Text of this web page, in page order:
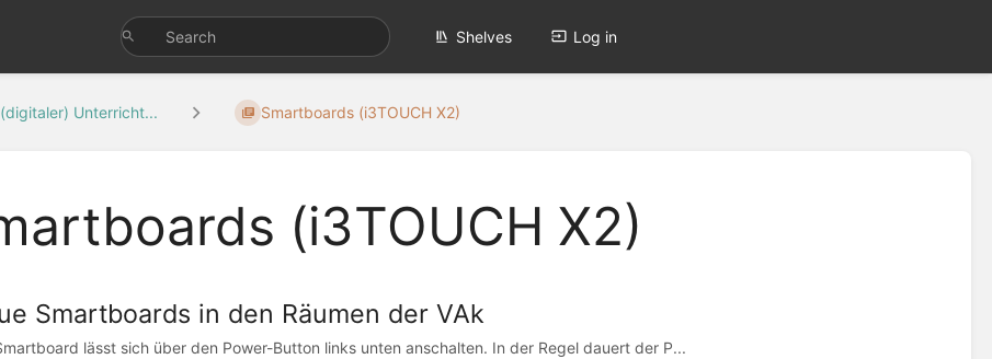
Shelves Log in
(digitaler) Unterricht... Smartboards (i3TOUCH X2)
(i3TOUCH X2)
Smartboards in den Räumen der VAk
lässt sich über den Power-Button links unten anschalten. In der Regel dauert der P...